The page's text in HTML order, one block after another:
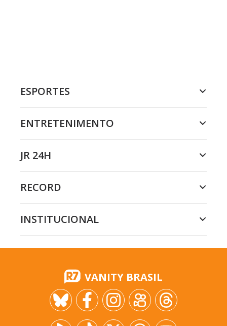
ESPORTES
ENTRETENIMENTO
JR 24H
RECORD
INSTITUCIONAL
VANITY BRASIL